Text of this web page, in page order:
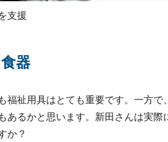
支援
器
祉用具はとても重要です。一方で
あるかと思います。新田さんは実際
か？